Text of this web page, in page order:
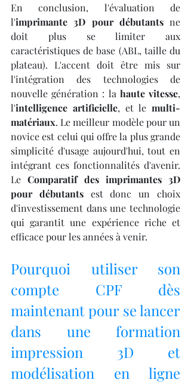
En conclusion, l'évaluation de
l'imprimante 3D pour débutants ne
doit plus se limiter aux
caractéristiques de base (ABL, taille du
plateau). L'accent doit être mis sur
l'intégration des technologies de
nouvelle génération : la haute vitesse,
l'intelligence artificielle, et le multi-
matériaux. Le meilleur modèle pour un
novice est celui qui offre la plus grande
simplicité d'usage aujourd'hui, tout en
intégrant ces fonctionnalités d'avenir.
Le Comparatif des imprimantes 3D
pour débutants est donc un choix
d'investissement dans une technologie
qui garantit une expérience riche et
efficace pour les années à venir.
Pourquoi utiliser son
compte CPF dès
maintenant pour se lancer
dans une formation
impression 3D et
modélisation en ligne